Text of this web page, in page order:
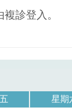
診登入。